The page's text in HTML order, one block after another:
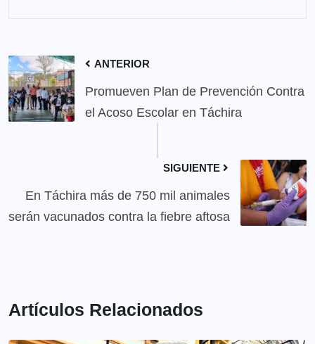
ANTERIOR
Promueven Plan de Prevención Contra
el Acoso Escolar en Táchira
SIGUIENTE
En Táchira más de 750 mil animales
serán vacunados contra la fiebre aftosa
Artículos Relacionados